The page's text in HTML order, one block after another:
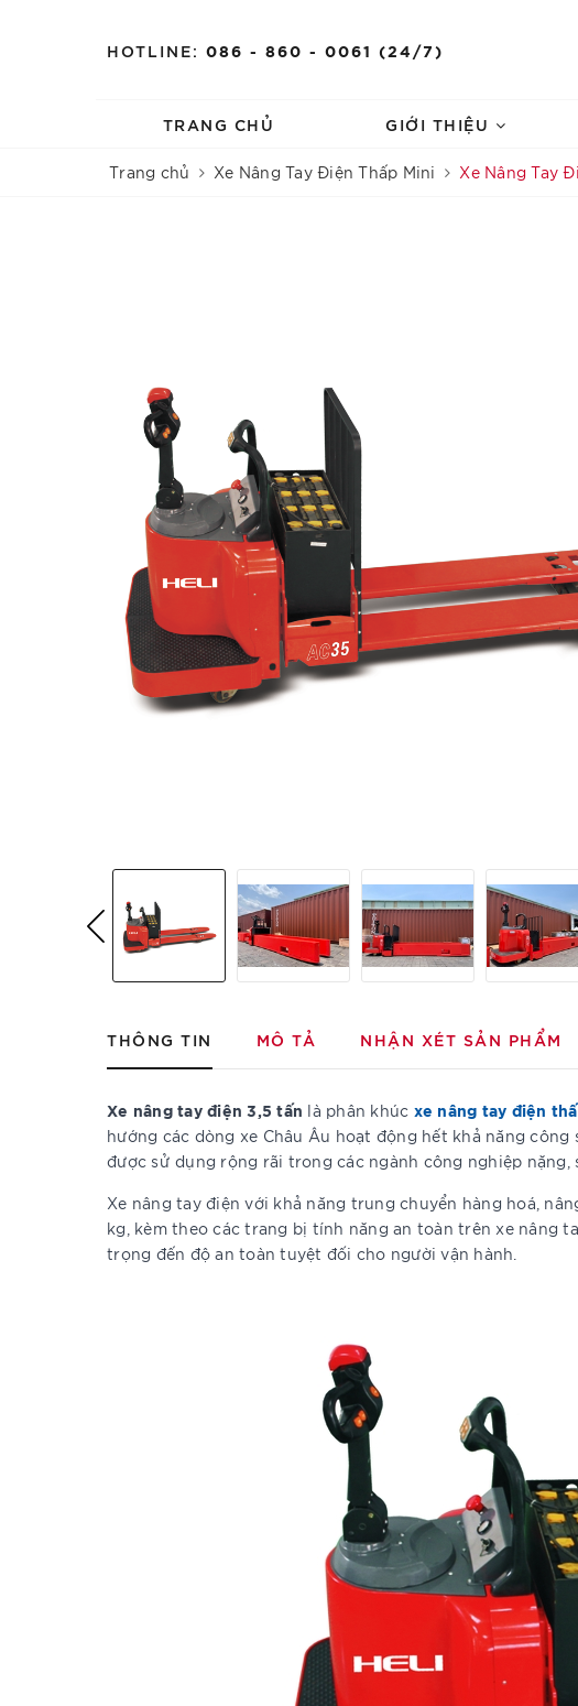
HOTLINE: 086 - 860 - 0061 (24/7)
TRANG CHỦ GIỚI THIỆU
Trang chủ Xe Nâng Tay Điện Thấp Mini Xe Nâng Tay
THÔNG TIN MÔ TẢ NHẬN XÉT SẢN PHẨM
Xe nâng tay điện 3,5 tấn là phân khúc xe nâng tay điện
hướng các dòng xe Châu Âu hoạt động hết khả năng
được sử dụng rộng rãi trong các ngành công nghiệp nặng,
Xe nâng tay điện với khả năng trung chuyển hàng hoá,
kg, kèm theo các trang bị tính năng an toàn trên xe nâng
trọng đến độ an toàn tuyệt đối cho người vận hành.